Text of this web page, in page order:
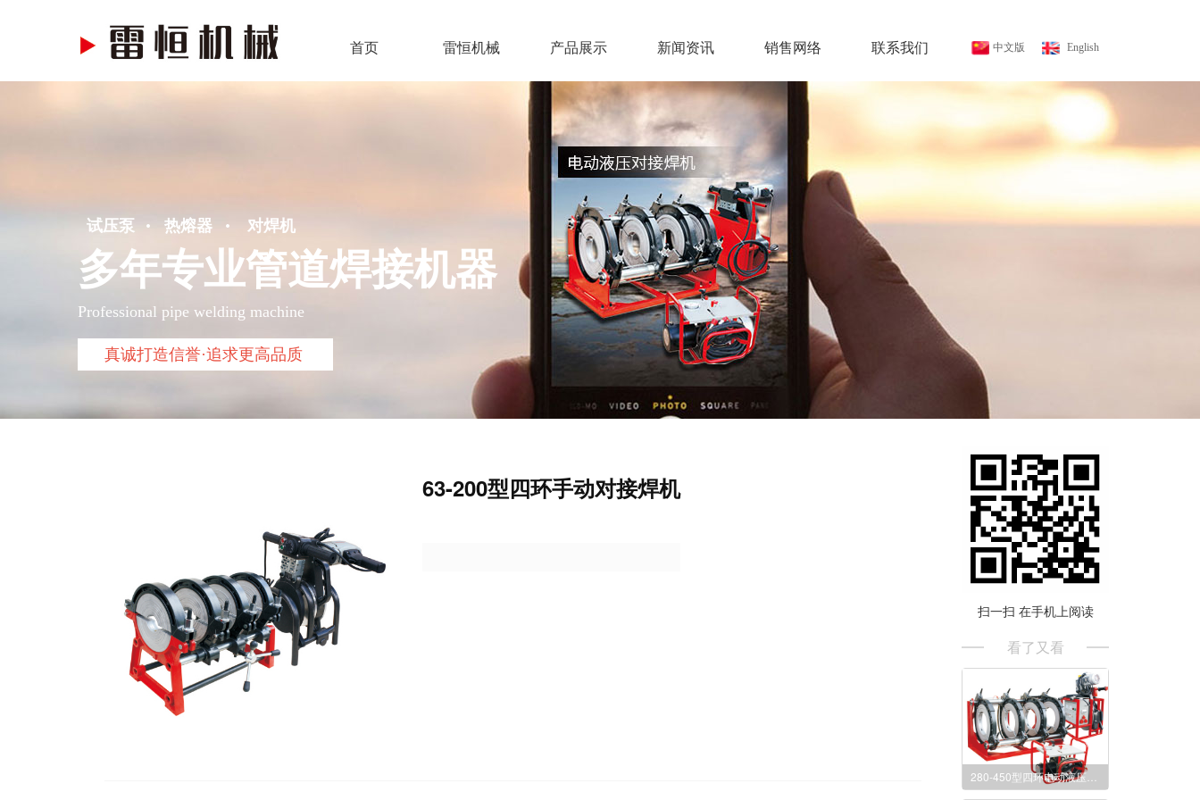
首页 雷恒机械 产品展示 新闻资讯 销售网络 联系我们 中文版 English
试压泵 · 热熔器 · 对焊机
多年专业管道焊接机器
Professional pipe welding machine
真诚打造信誉·追求更高品质
63-200型四环手动对接焊机
扫一扫 在手机上阅读
看了又看
280-450型四环电动液压对接焊机